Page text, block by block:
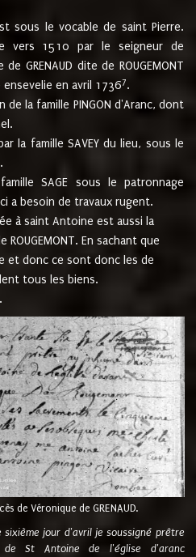
sous le vocable de saint Pierre.
vers 1510 par le seigneur de
de GRENAUD dite de ROUGEMONT
en avril 17367.
de la famille PINGON d'Aranc, dont
la famille SAVEY du lieu, sous le
SAGE sous le patronnage
a besoin de travaux rugent.
à saint Antoine est aussi la
En sachant que
et donc ce sont donc les de
tous les biens.
de Véronique de GRENAUD.
jour d'avril je soussigné prêtre
St Antoine de l'église d'aranc